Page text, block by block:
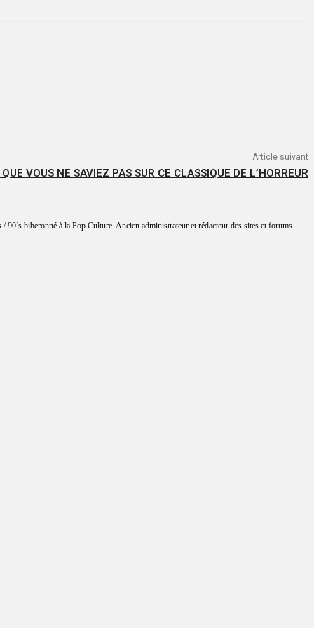
Article suivant
VOUS NE SAVIEZ PAS SUR CE CLASSIQUE DE L’HORREUR
biberonné à la Pop Culture. Ancien administrateur et rédacteur des sites et forums